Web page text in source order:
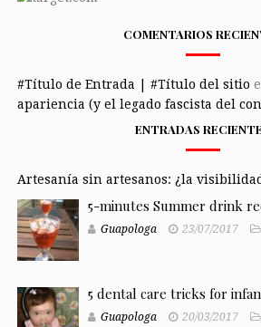
COMENTARIOS
#Título de Entrada | #Título del sitio
apariencia (y el legado fascista del
ENTRADAS
Artesanía sin artesanos: ¿la
5-minutes Summer drink
Guapologa 23/07/2017
5 dental care tricks for
Guapologa 20/03/2017